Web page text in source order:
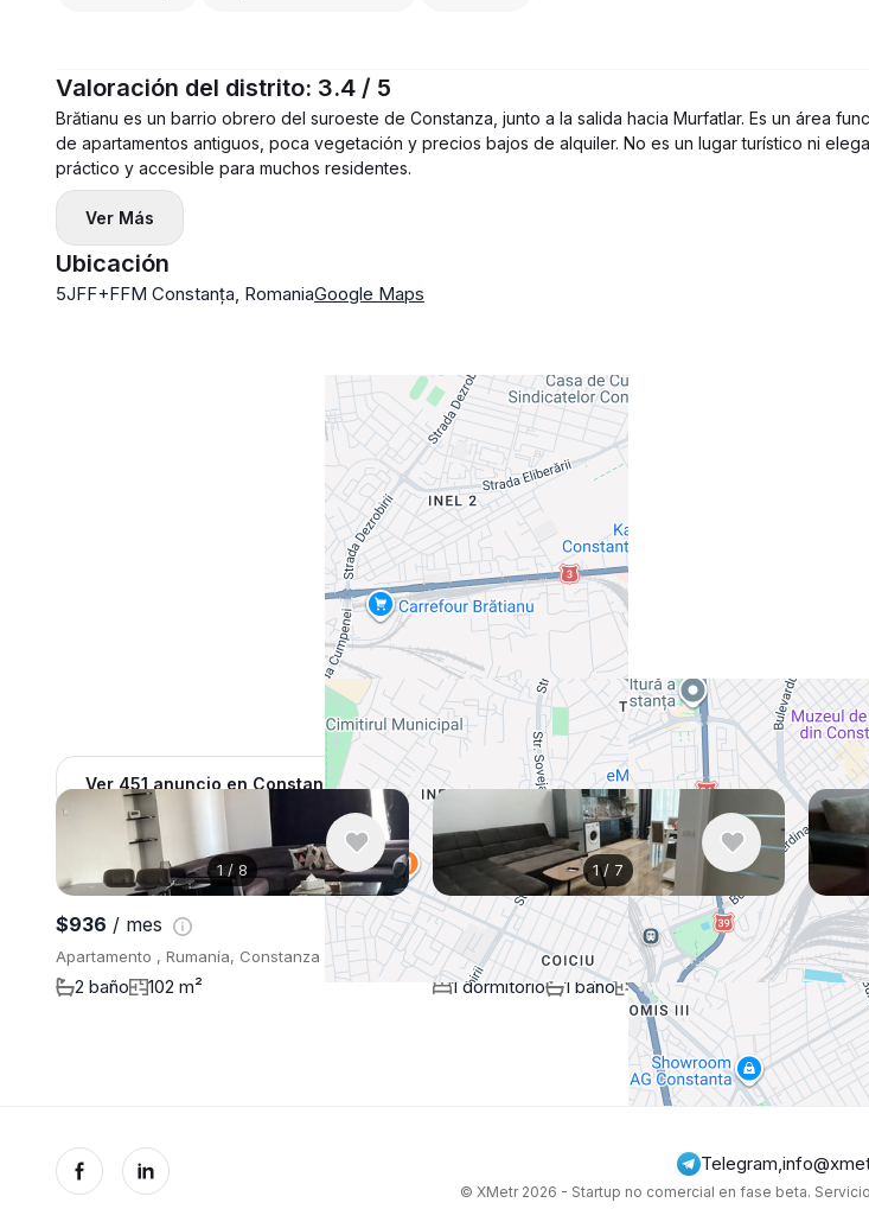
Valoración del distrito: 3.4 / 5
Brătianu es un barrio obrero del suroeste de Constanza, junto a la salida hacia Murfatlar. Es un área
de apartamentos antiguos, poca vegetación y precios bajos de alquiler. No es un lugar turístico ni
práctico y accesible para muchos residentes.
Ver Más
Ubicación
5JFF+FFM Constanța, RomaniaGoogle Maps
Ver 451 anuncio en Constanza Anuncios similares
1/ 8
$936 / mes
Apartamento , Rumanía, Constanza
2 baño 102 m²
1/ 7
$527/ mes
Apartamento , Rumanía, Constanza
1 dormitorio 1 baño 55 m²
$936
100
Ver Más
Telegram,
© XMetr 2026 - Startup no comercial en fase beta.